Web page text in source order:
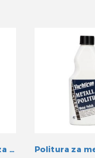
Yachticon Sredstvo za čišćenje cerada Politura za